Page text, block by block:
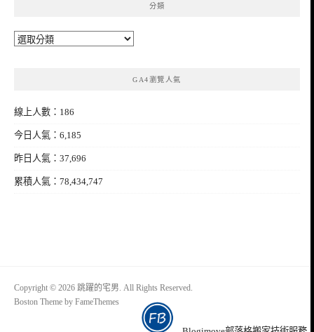
分類
分
GA4瀏覽人氣
線上人數：186
今日人氣：6,185
昨日人氣：37,696
累積人氣：78,434,747
Copyright © 2026 跳躍的宅男. All Rights Reserved.
Boston Theme by FameThemes